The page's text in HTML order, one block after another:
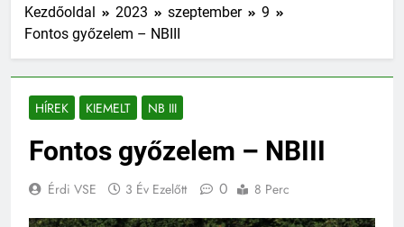
Kezdőoldal 2023 szeptember
9
Fontos győzelem – NBIII
HÍREK KIEMELT NB III
Fontos győzelem – NBIII
Érdi VSE 3 Év Ezelőtt 0 8 Perc